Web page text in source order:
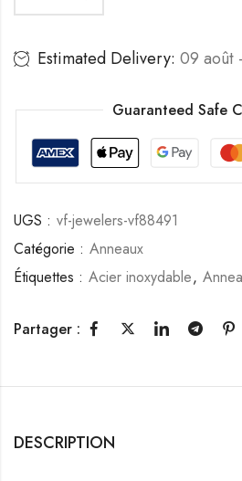
Estimated Delivery: 09 août
Guaranteed Safe
UGS : vf-jewelers-vf88491
Catégorie : Anneaux
Étiquettes : Acier inoxydable,
Partager :
DESCRIPTION